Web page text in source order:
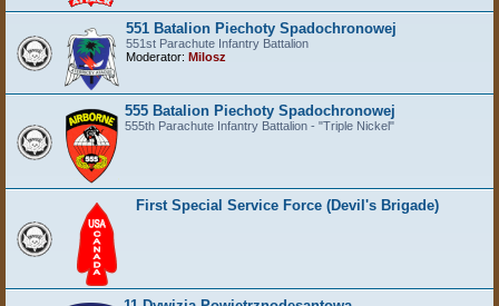
551 Batalion Piechoty Spadochronowej
551st Parachute Infantry Battalion
Moderator: Milosz
555 Batalion Piechoty Spadochronowej
555th Parachute Infantry Battalion - "Triple Nickel"
First Special Service Force (Devil's Brigade)